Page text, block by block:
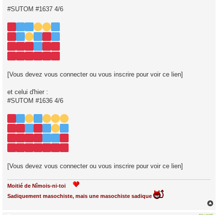
s
s
g
#SUTOM #1637 4/6
[Vous devez vous connecter ou vous inscrire pour voir ce lien]
et celui d'hier :
#SUTOM #1636 4/6
[Vous devez vous connecter ou vous inscrire pour voir ce lien]
Moitié de Nîmois-ni-toi
Sadiquement masochiste, mais une masochiste sadique